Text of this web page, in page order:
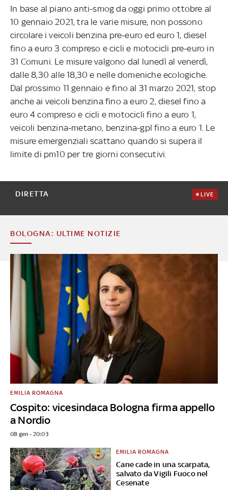
In base al piano anti-smog da oggi primo ottobre al
10 gennaio 2021, tra le varie misure, non possono
circolare i veicoli benzina pre-euro ed euro 1, diesel
fino a euro 3 compreso e cicli e motocicli pre-euro in
31 Comuni. Le misure valgono dal lunedì al venerdì,
dalle 8,30 alle 18,30 e nelle domeniche ecologiche.
Dal prossimo 11 gennaio e fino al 31 marzo 2021, stop
anche ai veicoli benzina fino a euro 2, diesel fino a
euro 4 compreso e cicli e motocicli fino a euro 1,
veicoli benzina-metano, benzina-gpl fino a euro 1. Le
misure emergenziali scattano quando si supera il
limite di pm10 per tre giorni consecutivi.
DIRETTA LIVE
BOLOGNA: ULTIME NOTIZIE
Cospito: vicesindaca Bologna firma appello
a Nordio
EMILIA ROMAGNA
08 gen - 20:03
Cane cade in una scarpata,
salvato da Vigili Fuoco nel
Cesenate
EMILIA ROMAGNA